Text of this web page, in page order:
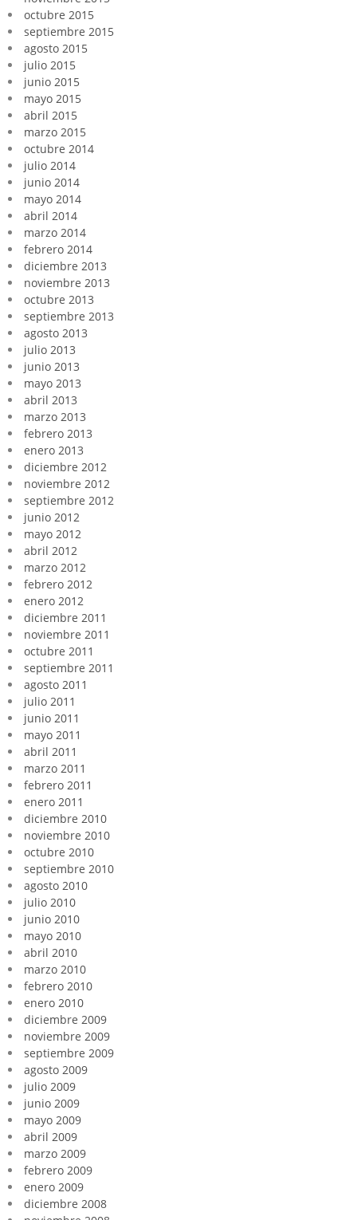
octubre 2015
septiembre 2015
agosto 2015
julio 2015
junio 2015
mayo 2015
abril 2015
marzo 2015
octubre 2014
julio 2014
junio 2014
mayo 2014
abril 2014
marzo 2014
febrero 2014
diciembre 2013
noviembre 2013
octubre 2013
septiembre 2013
agosto 2013
julio 2013
junio 2013
mayo 2013
abril 2013
marzo 2013
febrero 2013
enero 2013
diciembre 2012
noviembre 2012
septiembre 2012
junio 2012
mayo 2012
abril 2012
marzo 2012
febrero 2012
enero 2012
diciembre 2011
noviembre 2011
octubre 2011
septiembre 2011
agosto 2011
julio 2011
junio 2011
mayo 2011
abril 2011
marzo 2011
febrero 2011
enero 2011
diciembre 2010
noviembre 2010
octubre 2010
septiembre 2010
agosto 2010
julio 2010
junio 2010
mayo 2010
abril 2010
marzo 2010
febrero 2010
enero 2010
diciembre 2009
noviembre 2009
septiembre 2009
agosto 2009
julio 2009
junio 2009
mayo 2009
abril 2009
marzo 2009
febrero 2009
enero 2009
diciembre 2008